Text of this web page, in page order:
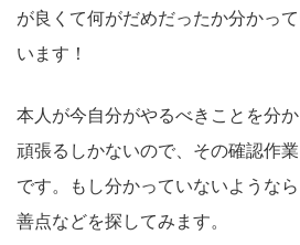
が良くて何がだめだったか分かっ
います！
本人が今自分がやるべきことを分
頑張るしかないので、その確認作
です。もし分かっていないような
善点などを探してみます。